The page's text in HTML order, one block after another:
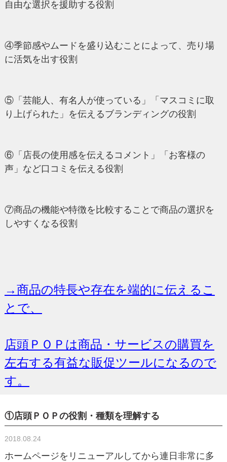
自由な選択を援助する役割
④季節感やムードを盛り込むことによって、売り場
に活気を出す役割
⑤「芸能人、有名人が使っている」「マスコミに取
り上げられた」を伝えるブランディングの役割
⑥「店長の使用感を伝えるコメント」「お客様の
声」など口コミを伝える役割
⑦商品の機能や特徴を比較することで商品の選択を
しやすくなる役割
→商品の特長や存在を端的に伝えるこ
とで、
店頭ＰＯＰは商品・サービスの購買を
左右する有益な販促ツールになるので
す。
①店頭ＰＯＰの役割・種類を理解する
2018.08.24
ホームページをリニューアルしてから連日非常に多